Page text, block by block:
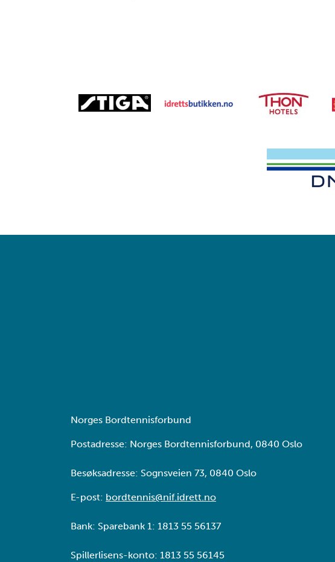
Norges Bordtennisforbund
Postadresse: Norges Bordtennisforbund, 0840 Oslo
Besøksadresse: Sognsveien 73, 0840 Oslo
E-post: bordtennis@nif.idrett.no
Bank: Sparebank 1: 1813 55 56137
Spillerlisens-konto: 1813 55 56145